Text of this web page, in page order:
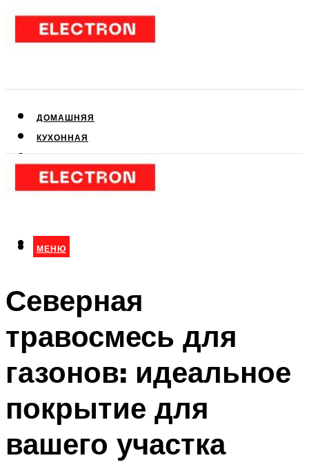
ДОМАШНЯЯ
КУХОННАЯ
КЛИМАТИЧЕСКАЯ
МЕНЮ
МЕНЮ
Северная
травосмесь для
газонов: идеальное
покрытие для
вашего участка